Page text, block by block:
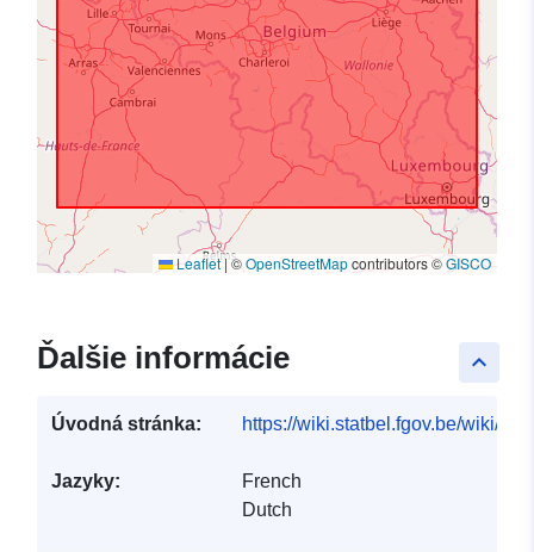
Leaflet|©OpenStreetMapcontributors ©GISCO
keyboard_arrow_up
Ďalšie informácie
Úvodná stránka: https://wiki.statbel.fgov.be/wiki/
Jazyky:
French
Dutch